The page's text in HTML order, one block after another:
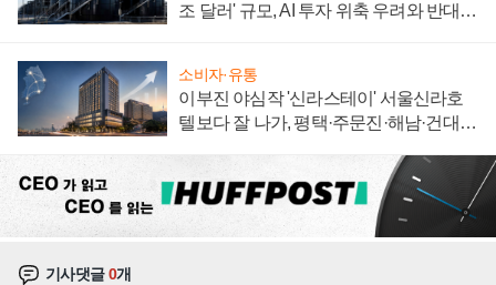
조 달러' 규모, AI 투자 위축 우려와 반대
소비자·유통
이부진 야심작 '신라스테이' 서울신라호
텔보다 잘 나가, 평택·주문진·해남·건대로
기사댓글0개